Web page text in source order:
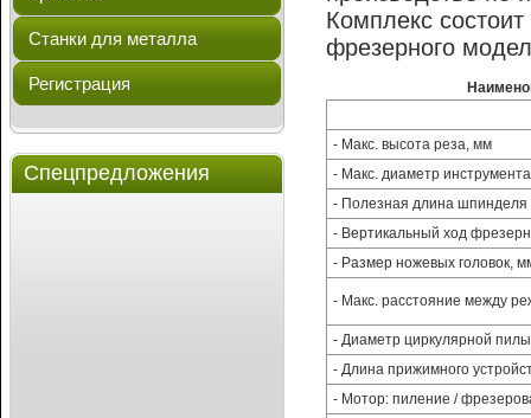
Станки для металла
Регистрация
Спецпредложения
Комплекс
фрезерного
- Макс. высота реза, мм
- Макс. диаметр
- Полезная длина
- Вертикальный ход
- Размер ножевых головок,
- Макс. расстояние между
- Диаметр циркулярной
- Длина прижимного
- Мотор: пиление /